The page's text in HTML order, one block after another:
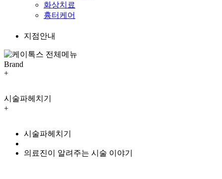
화상치료
흉터케어
지점안내
Brand
+
Signature
日本語
시술파헤치기
+
의료진소개
장비소개
시술파헤치기
의료진이 알려주는 시술 이야기